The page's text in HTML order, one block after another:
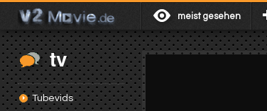
meist gesehen
tv
Tubevids